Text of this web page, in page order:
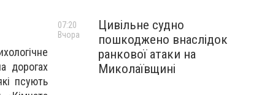
дорогах
псують
Цивільне судно
пошкоджено внаслідок
ранкової атаки на
Миколаївщині
07:20
Вчора